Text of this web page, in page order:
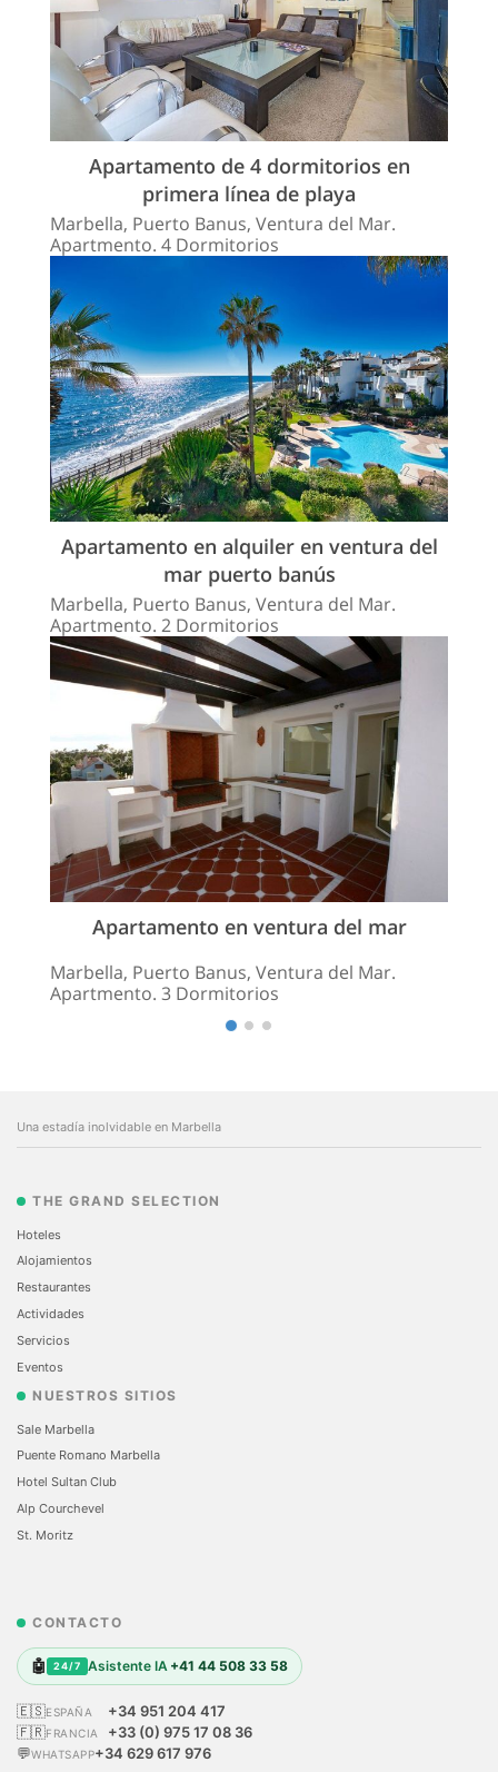
Apartamento de 4 dormitorios en
primera línea de playa
Marbella, Puerto Banus, Ventura del Mar.
Apartmento. 4 Dormitorios
Apartamento en alquiler en ventura del
mar puerto banús
Marbella, Puerto Banus, Ventura del Mar.
Apartmento. 2 Dormitorios
Apartamento en ventura del mar
Marbella, Puerto Banus, Ventura del Mar.
Apartmento. 3 Dormitorios
Una estadía inolvidable en Marbella
THE GRAND SELECTION
Hoteles
Alojamientos
Restaurantes
Actividades
Servicios
Eventos
NUESTROS SITIOS
Sale Marbella
Puente Romano Marbella
Hotel Sultan Club
Alp Courchevel
St. Moritz
CONTACTO
🤖 24/7 Asistente IA +41 44 508 33 58
🇪🇸ESPAÑA
+34 951 204 417
🇫🇷FRANCIA
+33 (0) 975 17 08 36
💬WHATSAPP+34 629 617 976